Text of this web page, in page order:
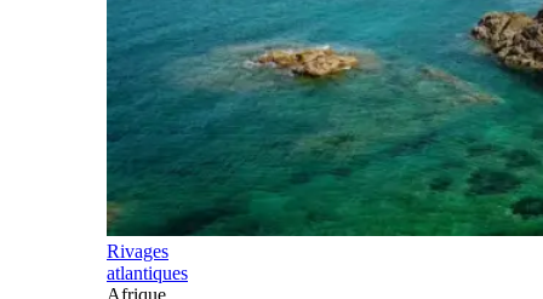
Rivages
atlantiques
Afrique